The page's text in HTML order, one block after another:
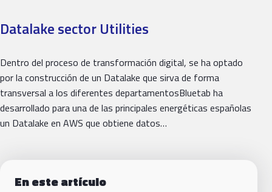
Datalake sector Utilities
Dentro del proceso de transformación digital, se ha optado
por la construcción de un Datalake que sirva de forma
transversal a los diferentes departamentosBluetab ha
desarrollado para una de las principales energéticas españolas
un Datalake en AWS que obtiene datos…
En este artículo